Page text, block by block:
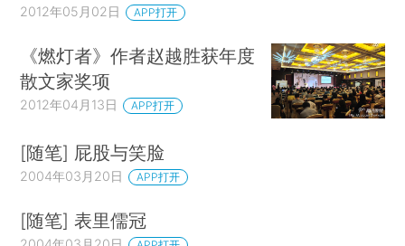
2012年05月02日 APP打开
《燃灯者》作者赵越胜获年度
散文家奖项
2012年04月13日 APP打开
[随笔] 屁股与笑脸
2004年03月20日 APP打开
[随笔] 表里儒冠